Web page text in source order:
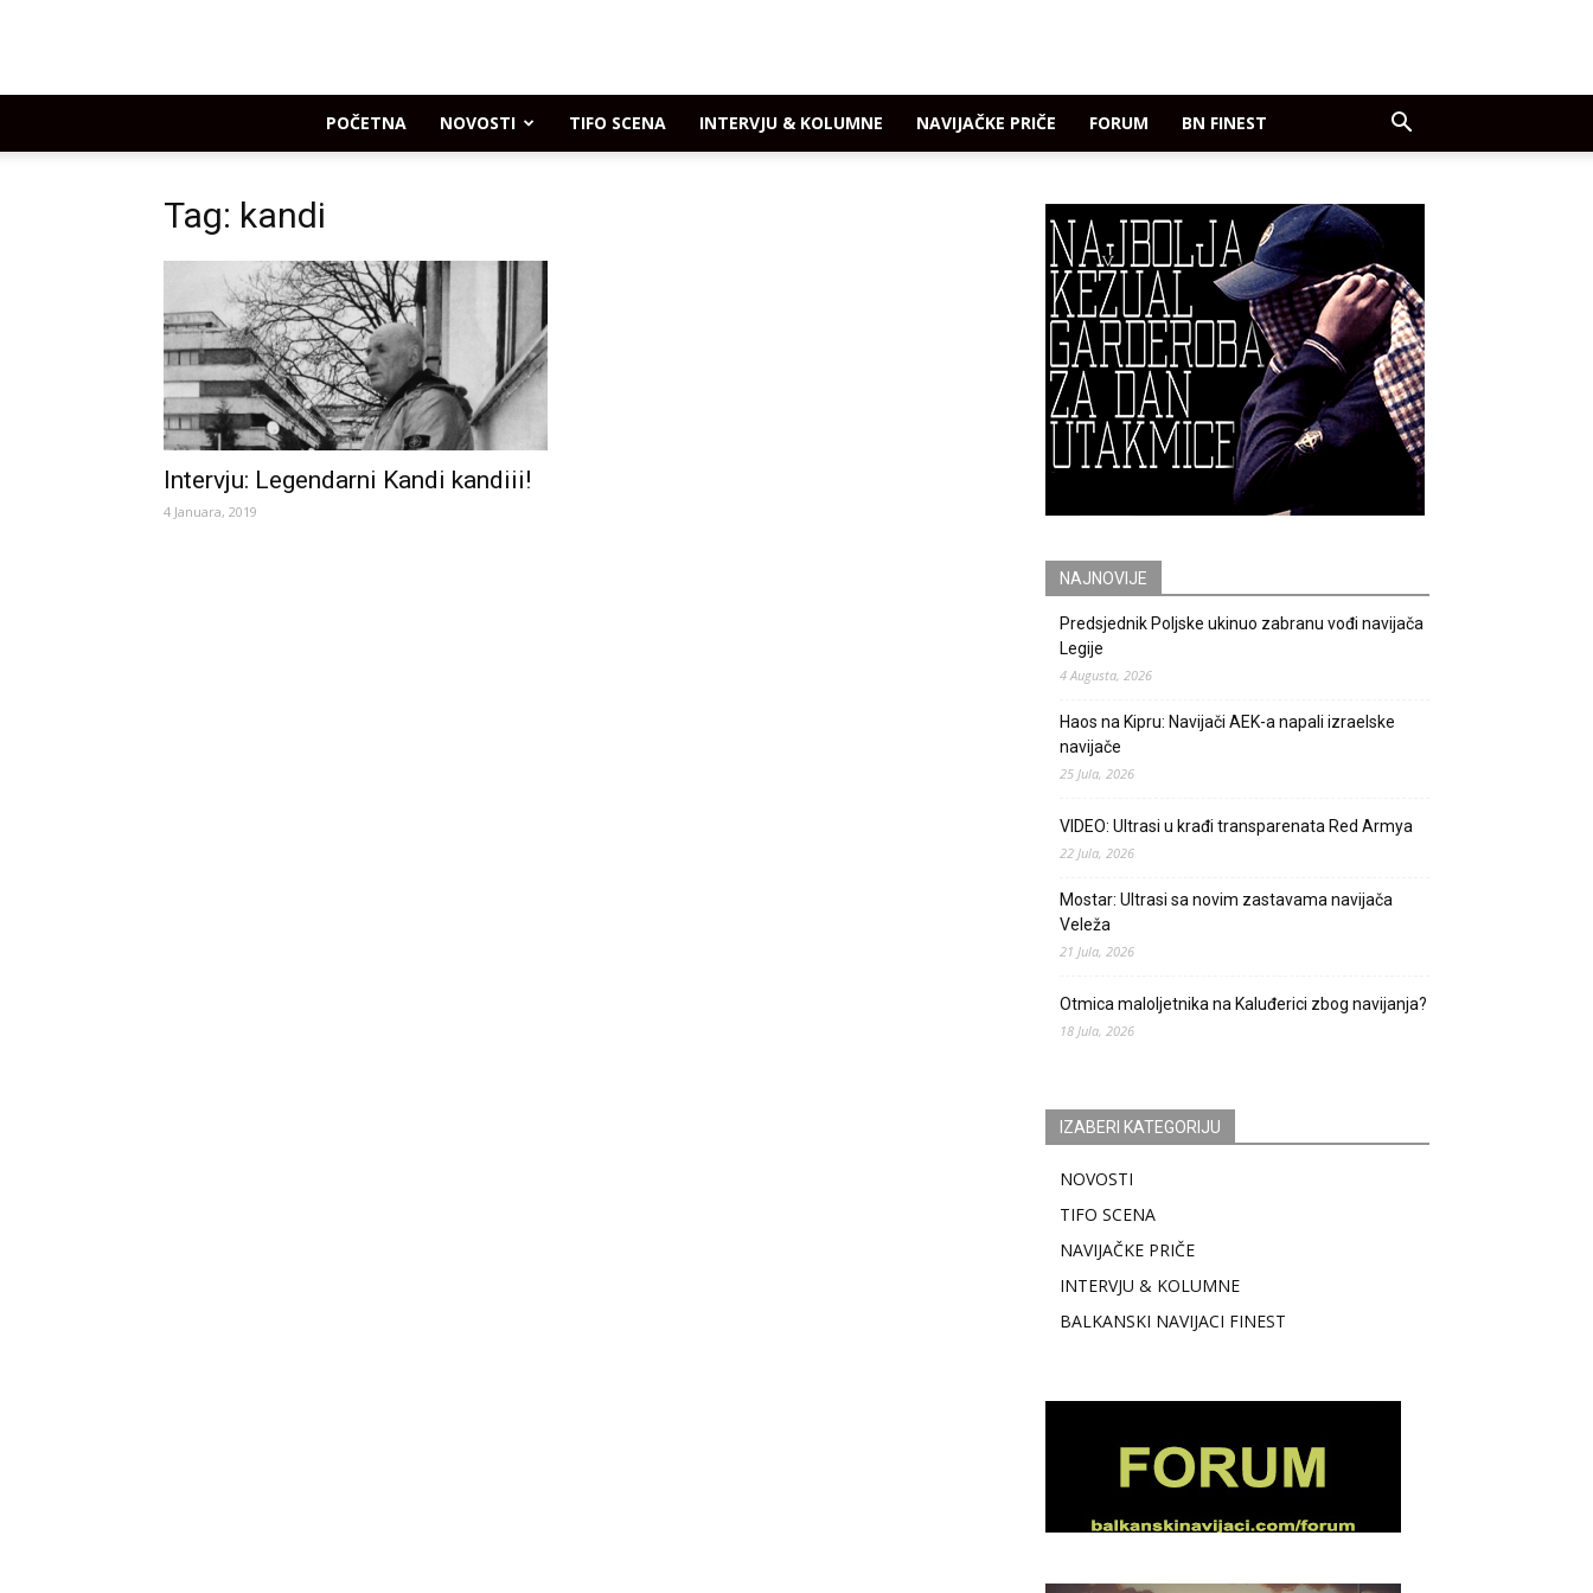
POČETNA NOVOSTI TIFO SCENA INTERVJU & KOLUMNE NAVIJAČKE PRIČE FORUM BN FINEST
Tag: kandi
Intervju: Legendarni Kandi kandiii!
4 Januara, 2019
NAJNOVIJE
Predsjednik Poljske ukinuo zabranu vođi navijača
Legije
4 Augusta, 2026
Haos na Kipru: Navijači AEK-a napali izraelske
navijače
25 Jula, 2026
VIDEO: Ultrasi u krađi transparenata Red Armya
22 Jula, 2026
Mostar: Ultrasi sa novim zastavama navijača
Veleža
21 Jula, 2026
Otmica maloljetnika na Kaluđerici zbog navijanja?
18 Jula, 2026
IZABERI KATEGORIJU
NOVOSTI
TIFO SCENA
NAVIJAČKE PRIČE
INTERVJU & KOLUMNE
BALKANSKI NAVIJACI FINEST